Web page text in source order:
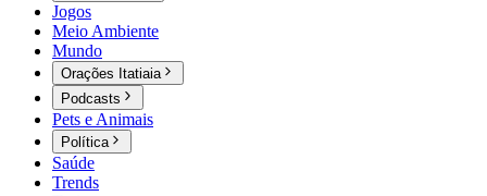
Jogos
Meio Ambiente
Mundo
Orações Itatiaia
Podcasts
Pets e Animais
Política
Saúde
Trends